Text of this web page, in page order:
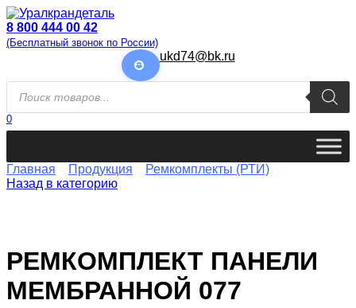
Перейти
к
содержанию
8 800 444 00 42
(Бесплатный звонок по России)
ukd74@bk.ru
Поиск
товаров
0
Главная Продукция
Ремкомплекты (РТИ)
Назад в категорию
РЕМКОМПЛЕКТ ПАНЕЛИ
МЕМБРАННОЙ 077